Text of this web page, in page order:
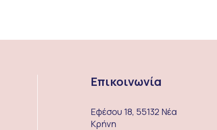
Επικοινωνία
Εφέσου 18, 55132 Νέα
Κρήνη